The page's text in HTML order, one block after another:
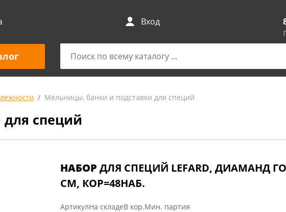
Вход
Мельницы, банки и подставки для специй
специй
НАБОР ДЛЯ СПЕЦИЙ LEFARD, ДИАМАНД
СМ, КОР=48НАБ.
АртикулНа складеВ кор.Мин. партия